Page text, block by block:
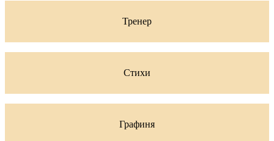
Тренер
Стихи
Графиня